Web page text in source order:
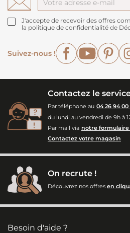
J'accepte de recevoir des offres
la politique de confidentialité de
Suivez-nous !
Facebook
Contactez le
Par téléphone au 04 26 94 00
du lundi au vendredi de 9h à
Par mail via notre
Contactez votre magasin
On recrute !
Découvrez nos offres en
Besoin d'aide ?